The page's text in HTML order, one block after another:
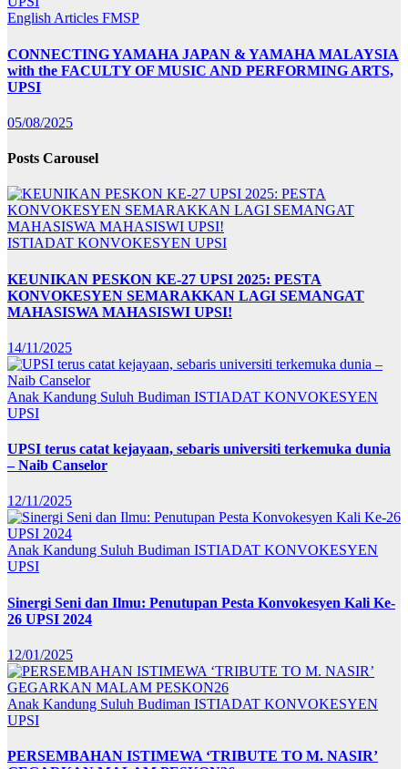
English Articles FMSP
CONNECTING YAMAHA JAPAN & YAMAHA MALAYSIA
with the FACULTY OF MUSIC AND PERFORMING ARTS,
UPSI
05/08/2025
Posts Carousel
ISTIADAT KONVOKESYEN UPSI
KEUNIKAN PESKON KE-27 UPSI 2025: PESTA
KONVOKESYEN SEMARAKKAN LAGI SEMANGAT
MAHASISWA MAHASISWI UPSI!
14/11/2025
Anak Kandung Suluh Budiman ISTIADAT KONVOKESYEN
UPSI
UPSI terus catat kejayaan, sebaris universiti terkemuka dunia
– Naib Canselor
12/11/2025
Anak Kandung Suluh Budiman ISTIADAT KONVOKESYEN
UPSI
Sinergi Seni dan Ilmu: Penutupan Pesta Konvokesyen Kali Ke-
26 UPSI 2024
12/01/2025
Anak Kandung Suluh Budiman ISTIADAT KONVOKESYEN
UPSI
PERSEMBAHAN ISTIMEWA ‘TRIBUTE TO M. NASIR’